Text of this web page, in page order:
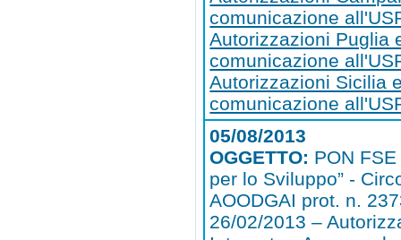
comunicazione
Autorizzazioni Puglia
comunicazione
Autorizzazioni Sicilia
comunicazione
05/08/2013
OGGETTO: PON
per lo Sviluppo” -
AOODGAI prot. n.
26/02/2013 –